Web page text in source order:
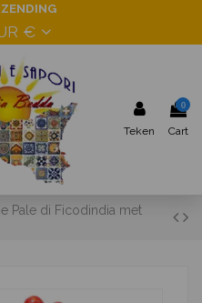
€
Teken
0
Cart
Pale di Ficodindia met